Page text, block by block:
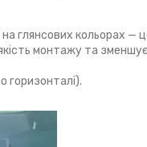
глянсових кольорах —
монтажу та
горизонталі).